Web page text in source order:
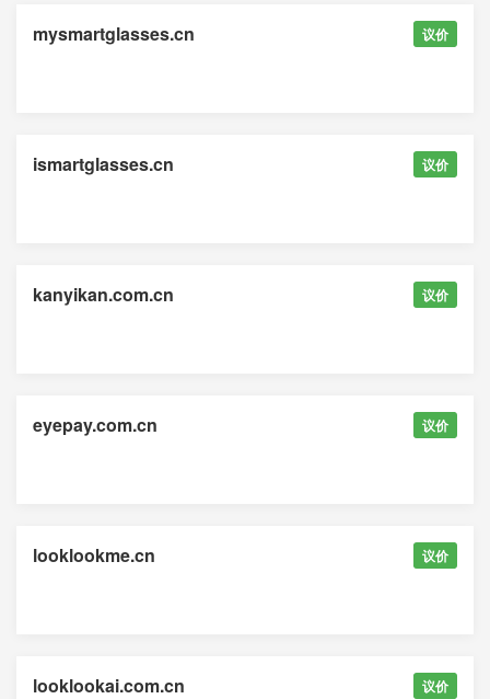
mysmartglasses.cn 议价
ismartglasses.cn 议价
kanyikan.com.cn 议价
eyepay.com.cn 议价
looklookme.cn 议价
looklookai.com.cn 议价